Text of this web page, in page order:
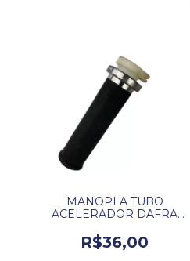
MANOPLA TUBO
ACELERADOR DAFRA
R$36,00